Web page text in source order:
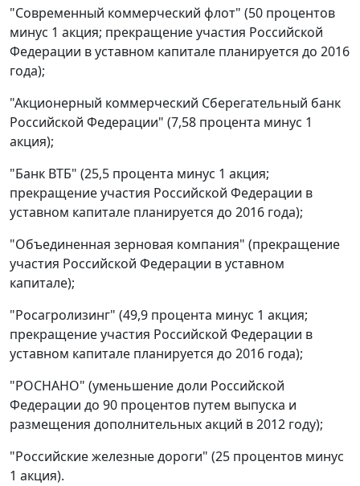
"Современный коммерческий флот" (50 процентов
минус 1 акция; прекращение участия Российской
Федерации в уставном капитале планируется до 2016
года);
"Акционерный коммерческий Сберегательный банк
Российской Федерации" (7,58 процента минус 1
акция);
"Банк ВТБ" (25,5 процента минус 1 акция;
прекращение участия Российской Федерации в
уставном капитале планируется до 2016 года);
"Объединенная зерновая компания" (прекращение
участия Российской Федерации в уставном
капитале);
"Росагролизинг" (49,9 процента минус 1 акция;
прекращение участия Российской Федерации в
уставном капитале планируется до 2016 года);
"РОСНАНО" (уменьшение доли Российской
Федерации до 90 процентов путем выпуска и
размещения дополнительных акций в 2012 году);
"Российские железные дороги" (25 процентов минус
1 акция).